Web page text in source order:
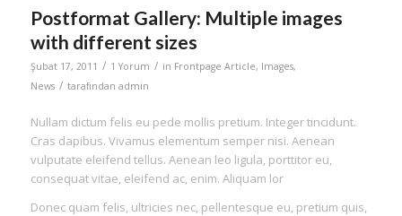
Postformat Gallery: Multiple images
with different sizes
Şubat 17, 2011 / 1 Yorum / in Frontpage Article, Images,
News / tarafından admin
Nullam dictum felis eu pede mollis pretium. Integer tincidunt.
Cras dapibus. Vivamus elementum semper nisi. Aenean
vulputate eleifend tellus. Aenean leo ligula, porttitor eu,
consequat vitae, eleifend ac, enim. Aliquam lor
Donec quam felis, ultricies nec, pellentesque eu, pretium quis,